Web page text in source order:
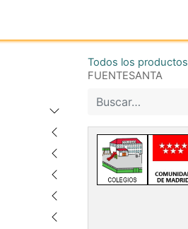
Todos los productos
FUENTESANTA